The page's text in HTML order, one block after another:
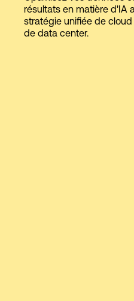
Connexion
résultats en matière d'IA
stratégie unifiée de
de data center.